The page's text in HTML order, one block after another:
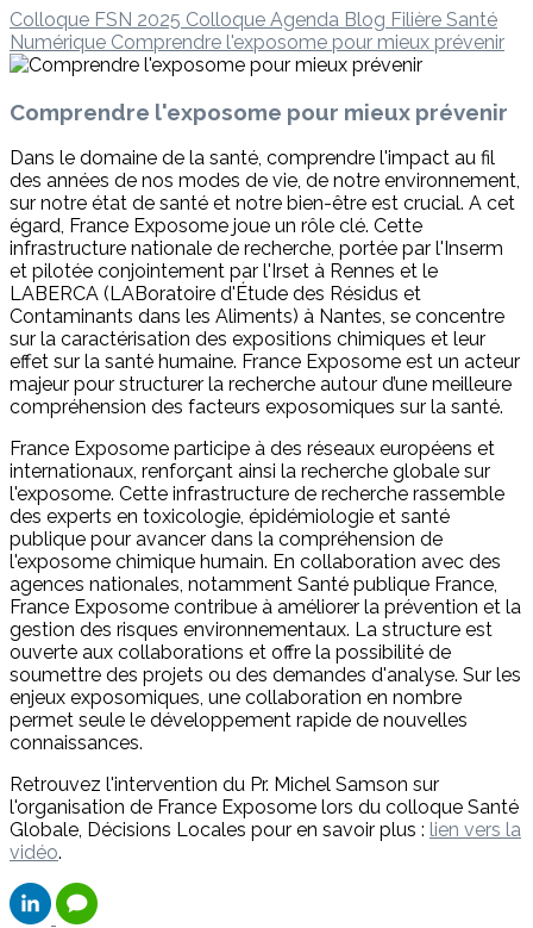
Colloque FSN 2025 Colloque Agenda Blog Filière Santé
Numérique Comprendre l'exposome pour mieux prévenir
Comprendre l'exposome pour mieux prévenir
Dans le domaine de la santé, comprendre l'impact au fil
des années de nos modes de vie, de notre environnement,
sur notre état de santé et notre bien-être est crucial. A cet
égard, France Exposome joue un rôle clé. Cette
infrastructure nationale de recherche, portée par l'Inserm
et pilotée conjointement par l'Irset à Rennes et le
LABERCA (LABoratoire d'Étude des Résidus et
Contaminants dans les Aliments) à Nantes, se concentre
sur la caractérisation des expositions chimiques et leur
effet sur la santé humaine. France Exposome est un acteur
majeur pour structurer la recherche autour d’une meilleure
compréhension des facteurs exposomiques sur la santé.
France Exposome participe à des réseaux européens et
internationaux, renforçant ainsi la recherche globale sur
l'exposome. Cette infrastructure de recherche rassemble
des experts en toxicologie, épidémiologie et santé
publique pour avancer dans la compréhension de
l'exposome chimique humain. En collaboration avec des
agences nationales, notamment Santé publique France,
France Exposome contribue à améliorer la prévention et la
gestion des risques environnementaux. La structure est
ouverte aux collaborations et offre la possibilité de
soumettre des projets ou des demandes d'analyse. Sur les
enjeux exposomiques, une collaboration en nombre
permet seule le développement rapide de nouvelles
connaissances.
Retrouvez l'intervention du Pr. Michel Samson sur
l'organisation de France Exposome lors du colloque Santé
Globale, Décisions Locales pour en savoir plus : lien vers la
vidéo.